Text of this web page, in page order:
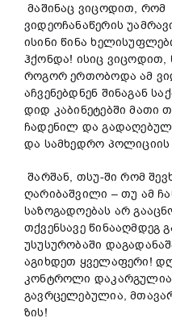
მაშინაც ვიცოდით, რომ
ვიდეოჩანაწერის
ისინი წინა
ჰქონდა! ისიც ვიცოდით,
როგორ ერთობოდა ამ
აჩვენებდნენ შინაგან
დიდ კაბინეტებში მათი
ჩადენილ და
და სამხედრო პოლიციის
შარშან, თსუ-ში რომ
ღარიბაშვილი – თუ ამ
საზოგადოებას არ
თქვენსავე წინააღმდეგ
უსუსურობაში
აგიხდეთ ყველაფერი!
კონტროლი დაკარგულია
გავრცელებულია,
ზის!